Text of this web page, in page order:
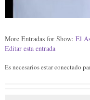
More Entradas for Show: El
Editar esta entrada
Es necesarios estar conectado